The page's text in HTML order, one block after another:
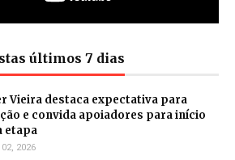
últimos 7 dias
Vieira destaca expectativa para
e convida apoiadores para início
etapa
2026